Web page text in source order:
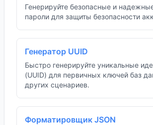
Генерируйте безопасные и
пароли для защиты безопасности
Генератор UUID
Быстро генерируйте уникальные
(UUID) для первичных ключей баз
других сценариев.
Форматировщик JSON